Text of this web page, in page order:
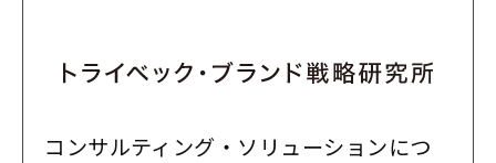
コンサルティング・ソリューションにつ